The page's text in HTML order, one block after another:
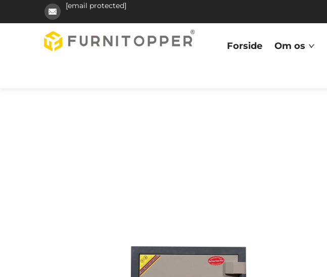
[email protected]
Forside Om os